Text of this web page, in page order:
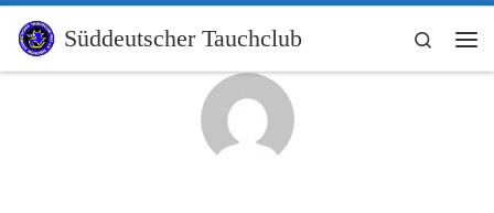
Zum Inhalt springen
Süddeutscher Tauchclub
Search